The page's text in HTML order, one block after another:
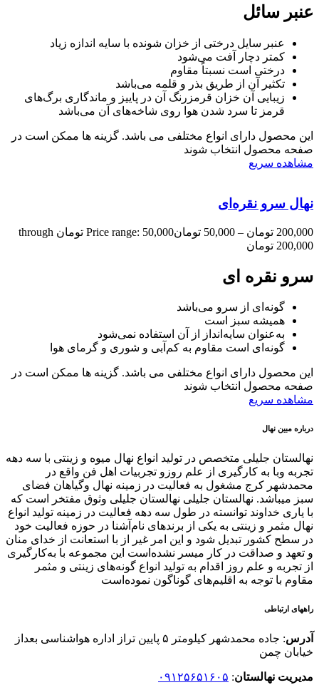
عنبر سائل
عنبر سایل درختی از خزان شونده با سایه اندازه زیاد
کمتر دچار آفت می‌شود
درختی است نسبتاً مقاوم
تکثیر آن از طریق بذر و قلمه می‌باشد
زیبایی آن خزان قرمزرنگ آن در پاییز و ماندگاری برگ‌های
قرمز تا سرد شدن هوا روی شاخه‌های آن می‌باشد
این محصول دارای انواع مختلفی می باشد. گزینه ها ممکن است در
صفحه محصول انتخاب شوند
مشاهده سریع
نهال سرو نقره‌ای
200,000 تومان –
50,000 تومان
Price range: 50,000 تومان through
200,000 تومان
سرو نقره ای
گونه‌ای از سرو می‌باشد
همیشه سبز است
به‌عنوان سایه‌انداز از آن استفاده نمی‌شود
گونه‌ای است مقاوم به کم‌آبی و شوری و گرمای هوا
این محصول دارای انواع مختلفی می باشد. گزینه ها ممکن است در
صفحه محصول انتخاب شوند
مشاهده سریع
درباره مبین نهال
نهالستان جلیلی متخصص در تولید انواع نهال میوه و زینتی با سه دهه
تجربه وبا به کارگیری از علم روزو تجربیات اهل فن واقع در
محمدشهر کرج مشغول به فعالیت در زمینه نهال وگیاهان فضای
سبز میباشد. نهالستان جلیلی نهالستان جلیلی وثوق مفتخر است که
با یاری خداوند توانسته در طول سه دهه فعالیت در زمینه تولید انواع
نهال مثمر و زینتی به یکی از برندهای نام‌آشنا در حوزه فعالیت خود
در سطح کشور تبدیل شود و این امر غیر از با استعانت از خدای منان
و تعهد و صداقت در کار میسر نشده‌است این مجموعه با به‌کارگیری
از تجربه و علم روز اقدام به تولید انواع گونه‌های زینتی و مثمر
مقاوم با توجه به اقلیم‌های گوناگون نموده‌است
راههای ارتباطی
آدرس
: جاده محمدشهر کیلومتر ۵ پایین تراز اداره هواشناسی بعداز
خیابان چمن
مدیریت نهالستان: ۰۹۱۲۵۶۵۱۶۰۵